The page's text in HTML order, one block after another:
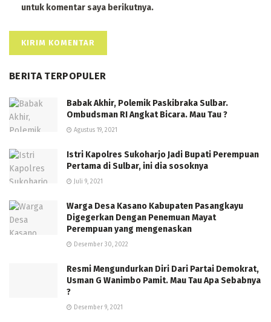
untuk komentar saya berikutnya.
BERITA TERPOPULER
Babak Akhir, Polemik Paskibraka Sulbar.
Ombudsman RI Angkat Bicara. Mau Tau ?
Agustus 19, 2021
Istri Kapolres Sukoharjo Jadi Bupati Perempuan
Pertama di Sulbar, ini dia sosoknya
Juli 9, 2021
Warga Desa Kasano Kabupaten Pasangkayu
Digegerkan Dengan Penemuan Mayat
Perempuan yang mengenaskan
Desember 30, 2022
Resmi Mengundurkan Diri Dari Partai Demokrat,
Usman G Wanimbo Pamit. Mau Tau Apa Sebabnya
?
Desember 9, 2021